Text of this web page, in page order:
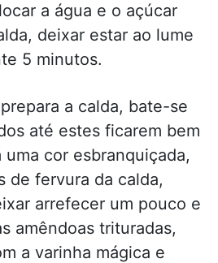
a água e o açúcar
deixar estar ao lume
5 minutos.
a calda, bate-se
até estes ficarem bem
cor esbranquiçada,
de fervura da calda,
arrefecer um pouco e
amêndoas trituradas,
a varinha mágica e